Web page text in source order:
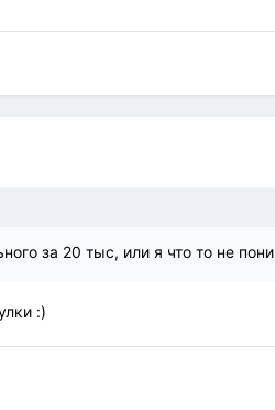
за 20 тыс, или я что то не
:)